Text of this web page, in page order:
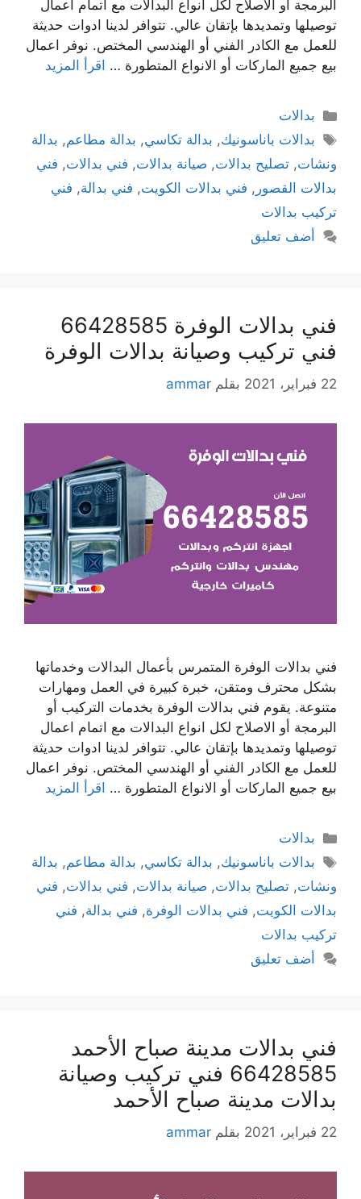
البرمجة أو الاصلاح لكل انواع البدالات مع اتمام اعمال
توصيلها وتمديدها بإتقان عالي. تتوافر لدينا ادوات حديثة
للعمل مع الكادر الفني أو الهندسي المختص. نوفر اعمال
بيع جميع الماركات أو الانواع المتطورة … اقرأ المزيد
بدالات
بدالات باناسونيك, بدالة تكاسي, بدالة مطاعم, بدالة
ونشات, تصليح بدالات, صيانة بدالات, فني بدالات, فني
بدالات القصور , فني بدالات الكويت, فني بدالة, فني
تركيب بدالات
أضف تعليق
فني بدالات الوفرة 66428585
فني تركيب وصيانة بدالات الوفرة
22 فبراير، 2021 بقلم ammar
فني بدالات الوفرة المتمرس بأعمال البدالات وخدماتها
بشكل محترف ومتقن، خبرة كبيرة في العمل ومهارات
متنوعة. يقوم فني بدالات الوفرة بخدمات التركيب أو
البرمجة أو الاصلاح لكل انواع البدالات مع اتمام اعمال
توصيلها وتمديدها بإتقان عالي. تتوافر لدينا ادوات حديثة
للعمل مع الكادر الفني أو الهندسي المختص. نوفر اعمال
بيع جميع الماركات أو الانواع المتطورة … اقرأ المزيد
بدالات
بدالات باناسونيك, بدالة تكاسي, بدالة مطاعم, بدالة
ونشات, تصليح بدالات, صيانة بدالات, فني بدالات, فني
بدالات الكويت, فني بدالات الوفرة, فني بدالة, فني
تركيب بدالات
أضف تعليق
فني بدالات مدينة صباح الأحمد
66428585 فني تركيب وصيانة
بدالات مدينة صباح الأحمد
22 فبراير، 2021 بقلم ammar